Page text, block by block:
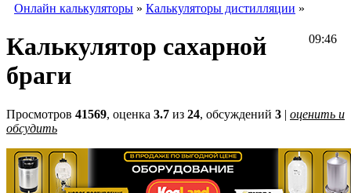
Онлайн калькуляторы » Калькуляторы дистилляции »
09:46
Калькулятор сахарной
браги
Просмотров 41569, оценка 3.7 из 24, обсуждений 3 | оценить и
обсудить